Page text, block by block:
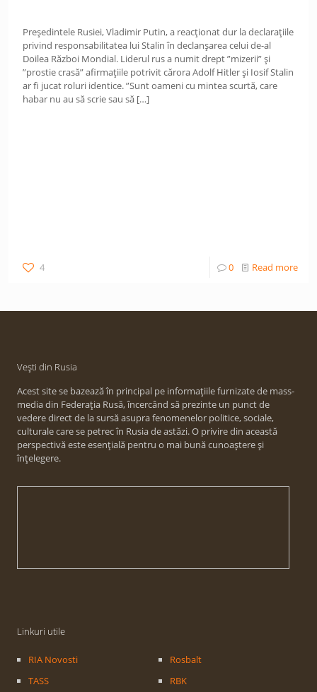
Președintele Rusiei, Vladimir Putin, a reacționat dur la declarațiile
privind responsabilitatea lui Stalin în declanșarea celui de-al
Doilea Război Mondial. Liderul rus a numit drept ”mizerii” și
”prostie crasă” afirmațiile potrivit cărora Adolf Hitler și Iosif Stalin
ar fi jucat roluri identice. ”Sunt oameni cu mintea scurtă, care
habar nu au să scrie sau să […]
4 0 Read more
Vești din Rusia
Acest site se bazează în principal pe informațiile furnizate de mass-
media din Federația Rusă, încercând să prezinte un punct de
vedere direct de la sursă asupra fenomenelor politice, sociale,
culturale care se petrec în Rusia de astăzi. O privire din această
perspectivă este esențială pentru o mai bună cunoaștere și
înțelegere.
Linkuri utile
RIA Novosti
TASS
Rosbalt
RBK